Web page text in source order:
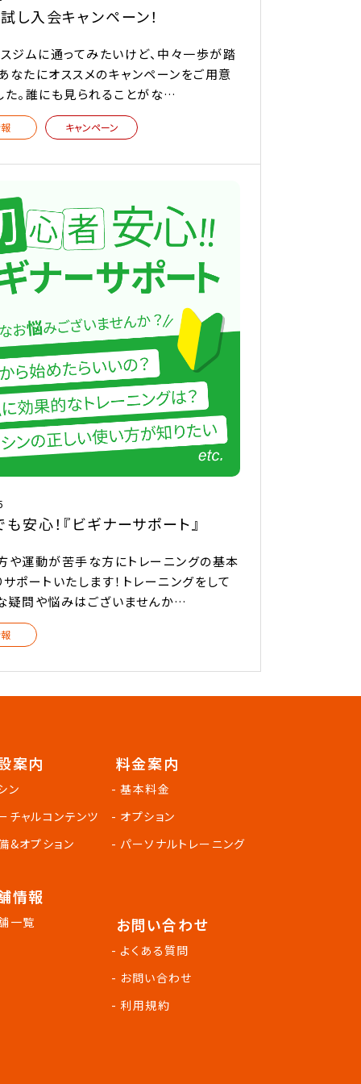
し入会キャンペーン！
スジムに通ってみたいけど、中々一歩が踏
なたにオススメのキャンペーンをご用意
た。誰にも見られることがな…
キャンペーン
安心！『ビギナーサポート』
や運動が苦手な方にトレーニングの基本
ポートいたします！トレーニングをして
疑問や悩みはございませんか…
案内
ン
チャルコンテンツ
&オプション
情報
一覧
料金案内
- 基本料金
- オプション
- パーソナルトレーニング
お問い合わせ
- よくある質問
- お問い合わせ
- 利用規約